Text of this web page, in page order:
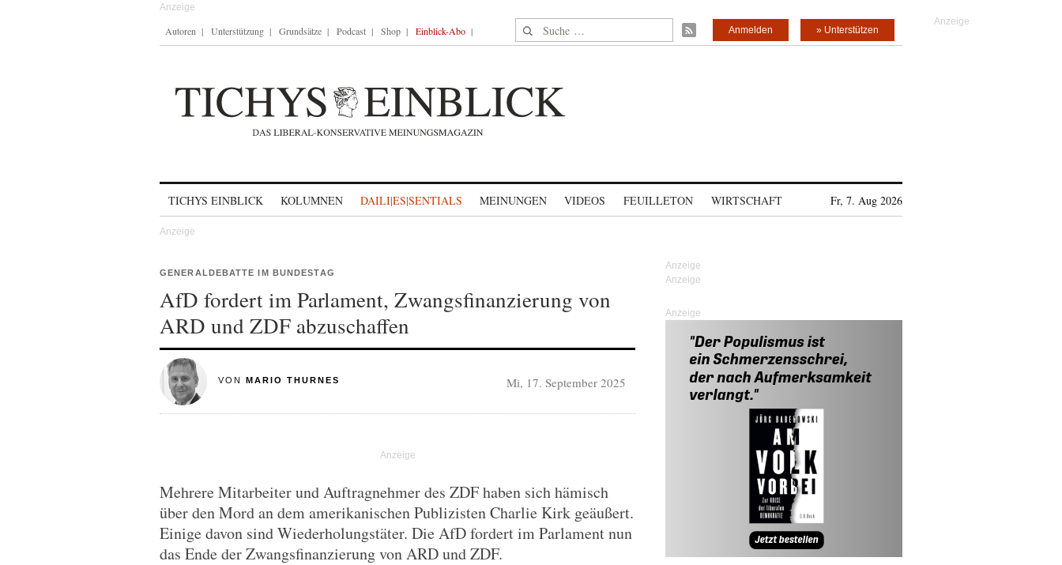
Autoren Unterstützung Grundsätze Podcast Shop Einblick-Abo Suche nach: » Unterstützen
Anmelden
TICHYS EINBLICK KOLUMNEN DAILI|ES|SENTIALS MEINUNGEN VIDEOS FEUILLETON WIRTSCHAFT Fr, 7. Aug 2026
GENERALDEBATTE IM BUNDESTAG
AfD fordert im Parlament, Zwangsfinanzierung von
ARD und ZDF abzuschaffen
VON MARIO THURNES Mi, 17. September 2025
Mehrere Mitarbeiter und Auftragnehmer des ZDF haben sich hämisch
über den Mord an dem amerikanischen Publizisten Charlie Kirk geäußert.
Einige davon sind Wiederholungstäter. Die AfD fordert im Parlament nun
das Ende der Zwangsfinanzierung von ARD und ZDF.
Anzeige